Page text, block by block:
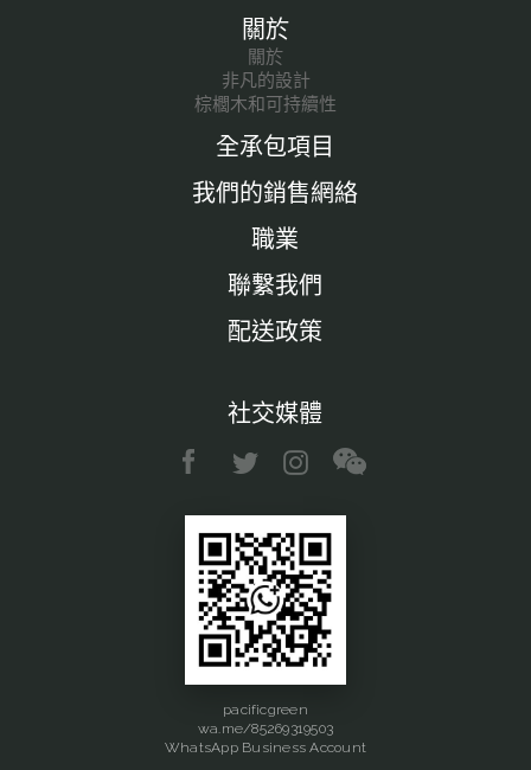
關於
關於
非凡的設計
棕櫚木和可持續性
全承包項目
我們的銷售網絡
職業
聯繫我們
配送政策
社交媒體
pacificgreen
wa.me/85269319503
WhatsApp Business Account